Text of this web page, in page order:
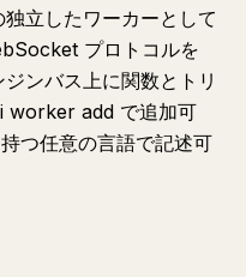
立したワーカーとして
プロトコルを
ンバス上に関数とトリ
worker add で追加可
つ任意の言語で記述可